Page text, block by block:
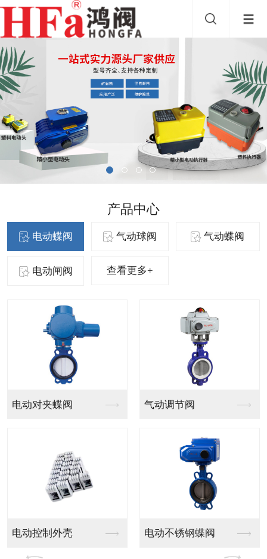
产品中心
电动蝶阀 气动球阀 气动蝶阀
电动闸阀 查看更多+
气动法兰球阀 气动PVC球阀
气动PPH球阀